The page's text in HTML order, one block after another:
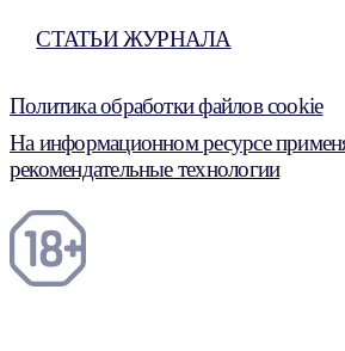
СТАТЬИ ЖУРНАЛА
Политика обработки файлов cookie
На информационном ресурсе
рекомендательные технологии